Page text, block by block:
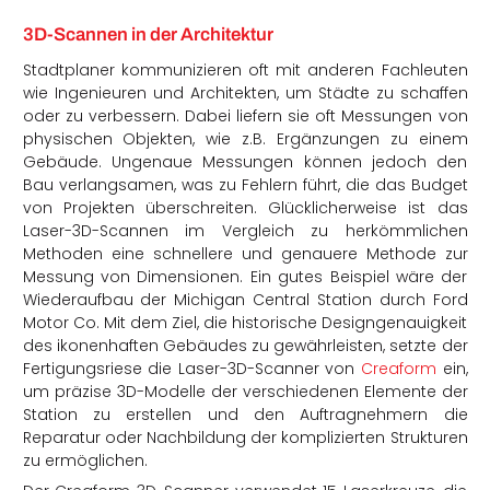
3D-Scannen in der Architektur
Stadtplaner kommunizieren oft mit anderen Fachleuten
wie Ingenieuren und Architekten, um Städte zu schaffen
oder zu verbessern. Dabei liefern sie oft Messungen von
physischen Objekten, wie z.B. Ergänzungen zu einem
Gebäude. Ungenaue Messungen können jedoch den
Bau verlangsamen, was zu Fehlern führt, die das Budget
von Projekten überschreiten. Glücklicherweise ist das
Laser-3D-Scannen im Vergleich zu herkömmlichen
Methoden eine schnellere und genauere Methode zur
Messung von Dimensionen. Ein gutes Beispiel wäre der
Wiederaufbau der Michigan Central Station durch Ford
Motor Co. Mit dem Ziel, die historische Designgenauigkeit
des ikonenhaften Gebäudes zu gewährleisten, setzte der
Fertigungsriese die Laser-3D-Scanner von Creaform ein,
um präzise 3D-Modelle der verschiedenen Elemente der
Station zu erstellen und den Auftragnehmern die
Reparatur oder Nachbildung der komplizierten Strukturen
zu ermöglichen.